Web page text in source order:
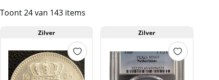
Toont 24 van 143 items
Zilver Zilver